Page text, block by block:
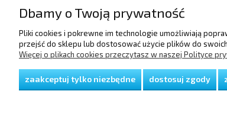
POMOC
Regulamin
Raty/
Koszty
Czas
Dbamy o Twoją prywatność
Pliki cookies i pokrewne im technologie umożliwiają
przejść do sklepu lub dostosować użycie plików do
Więcej o plikach cookies przeczytasz w naszej Polityce
zaakceptuj tylko niezbędne dostosuj zgody